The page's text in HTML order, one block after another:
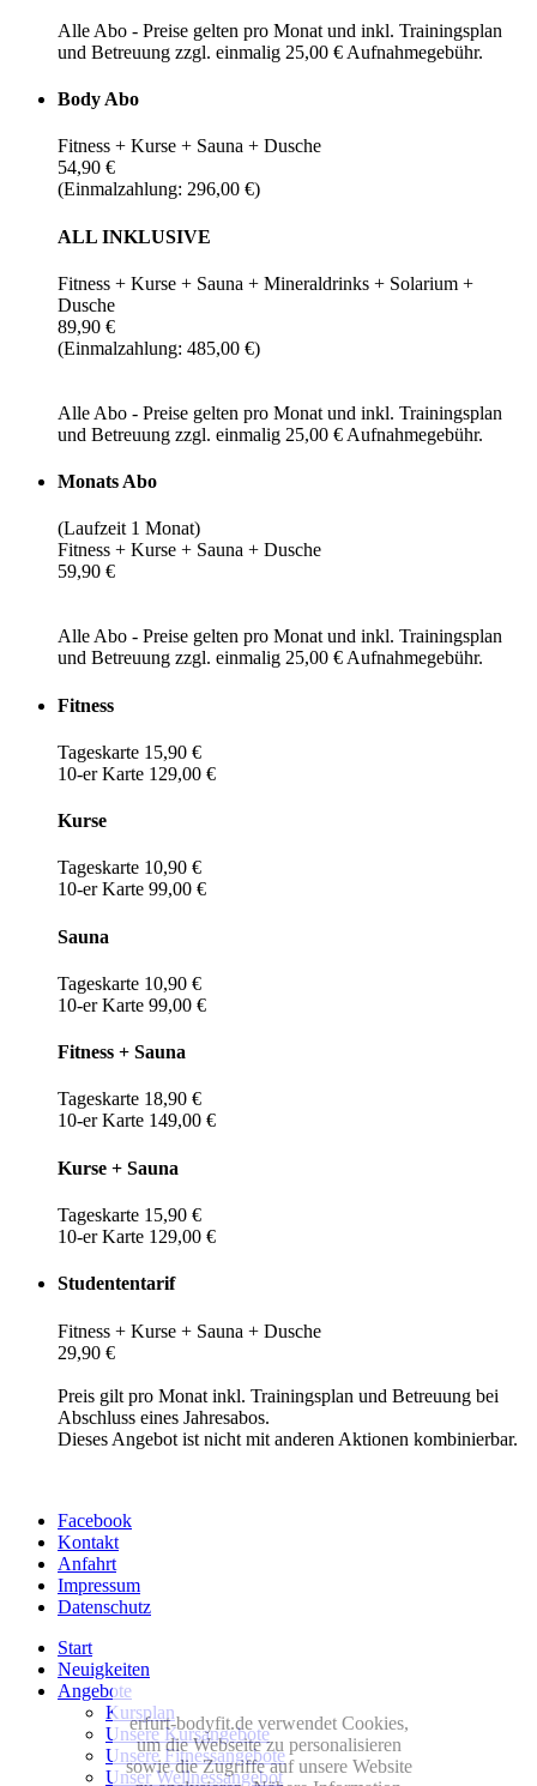
Alle Abo - Preise gelten pro Monat und inkl. Trainingsplan
und Betreuung zzgl. einmalig 25,00 € Aufnahmegebühr.
Body Abo
Fitness + Kurse + Sauna + Dusche
54,90 €
(Einmalzahlung: 296,00 €)
ALL INKLUSIVE
Fitness + Kurse + Sauna + Mineraldrinks + Solarium +
Dusche
89,90 €
(Einmalzahlung: 485,00 €)
Alle Abo - Preise gelten pro Monat und inkl. Trainingsplan
und Betreuung zzgl. einmalig 25,00 € Aufnahmegebühr.
Monats Abo
(Laufzeit 1 Monat)
Fitness + Kurse + Sauna + Dusche
59,90 €
Alle Abo - Preise gelten pro Monat und inkl. Trainingsplan
und Betreuung zzgl. einmalig 25,00 € Aufnahmegebühr.
Fitness
Tageskarte 15,90 €
10-er Karte 129,00 €
Kurse
Tageskarte 10,90 €
10-er Karte 99,00 €
Sauna
Tageskarte 10,90 €
10-er Karte 99,00 €
Fitness + Sauna
Tageskarte 18,90 €
10-er Karte 149,00 €
Kurse + Sauna
Tageskarte 15,90 €
10-er Karte 129,00 €
Studententarif
Fitness + Kurse + Sauna + Dusche
29,90 €
Preis gilt pro Monat inkl. Trainingsplan und Betreuung bei
Abschluss eines Jahresabos.
Dieses Angebot ist nicht mit anderen Aktionen kombinierbar.
Facebook
Kontakt
Anfahrt
Impressum
Datenschutz
Start
Neuigkeiten
Angebote
Kursplan
Unsere Kursangebote
Unsere Fitnessangebote
Unser Wellnessangebot
erfurt-bodyfit.de verwendet Cookies,
um die Webseite zu personalisieren
sowie die Zugriffe auf unsere Website